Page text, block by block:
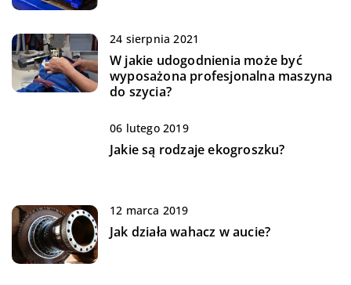
24 sierpnia 2021
W jakie udogodnienia może być
wyposażona profesjonalna maszyna
do szycia?
06 lutego 2019
Jakie są rodzaje ekogroszku?
12 marca 2019
Jak działa wahacz w aucie?